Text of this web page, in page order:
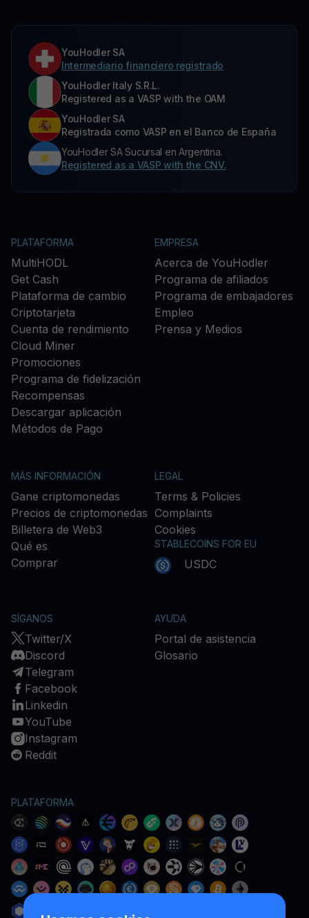
YouHodler SA
Intermediario financiero registrado
YouHodler Italy S.R.L.
Registered as a VASP with the OAM
YouHodler SA
Registrada como VASP en el Banco de España
YouHodler SA Sucursal en Argentina.
Registered as a VASP with the CNV.
PLATAFORMA
MultiHODL
Get Cash
Plataforma de cambio
Criptotarjeta
Cuenta de rendimiento
Cloud Miner
Promociones
Programa de fidelización
Recompensas
Descargar aplicación
Métodos de Pago
EMPRESA
Acerca de YouHodler
Programa de afiliados
Programa de embajadores
Empleo
Prensa y Medios
MÁS INFORMACIÓN
Gane criptomonedas
Precios de criptomonedas
Billetera de Web3
Qué es
Comprar
LEGAL
Terms & Policies
Complaints
Cookies
STABLECOINS FOR EU
USDC
SÍGANOS
Twitter/X
Discord
Telegram
Facebook
Linkedin
YouTube
Instagram
Reddit
AYUDA
Portal de asistencia
Glosario
PLATAFORMA